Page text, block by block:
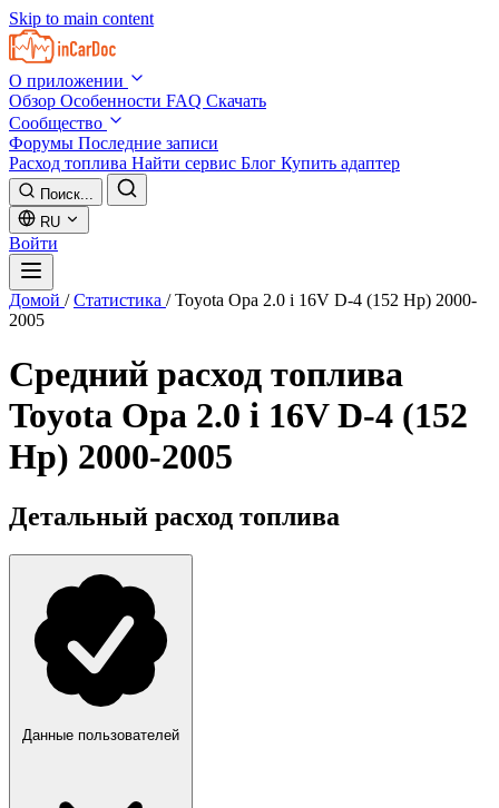
Skip to main content
О приложении
Обзор Особенности FAQ Скачать
Сообщество
Форумы Последние записи
Расход топлива Найти сервис Блог Купить адаптер
Поиск...
RU
Войти
Домой / Статистика / Toyota Opa 2.0 i 16V D-4 (152 Hp) 2000-
2005
Средний расход топлива
Toyota Opa 2.0 i 16V D-4 (152
Hp) 2000-2005
Детальный расход топлива
Данные пользователей